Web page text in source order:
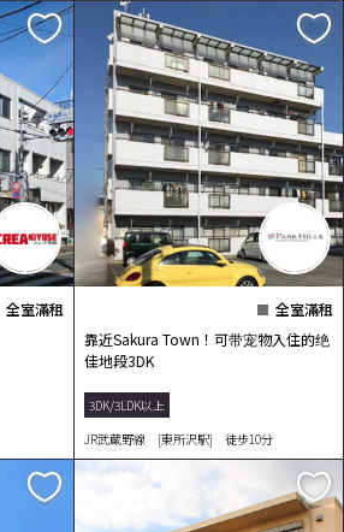
全室滿租
全室滿租
靠近Sakura Town！可带宠物入住的绝
佳地段3DK
3DK/3LDK以上
JR武蔵野線 [東所沢駅] 徒歩10分